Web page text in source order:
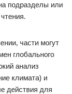
подразделы или
части могут
глобального
анализ
климата) и
действия для